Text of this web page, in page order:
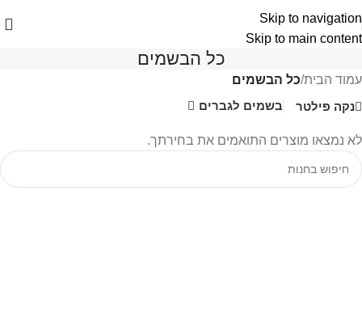
Skip to navigation
Skip to main content
כל הבשמים
עמוד הבית/כל הבשמים
נקה פילטר
בשמים לגברים
לא נמצאו מוצרים התואמים את בחירתך.